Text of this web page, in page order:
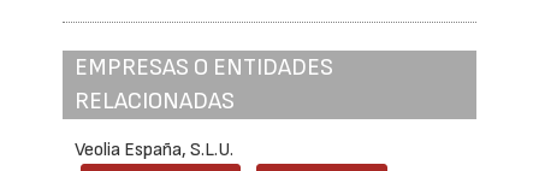
EMPRESAS O ENTIDADES
RELACIONADAS
Veolia España, S.L.U.